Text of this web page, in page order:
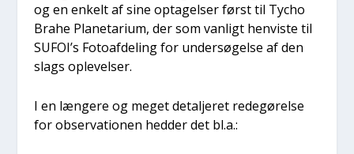
og en enkelt af sine opta­gel­ser først til Tycho
Bra­he Pla­ne­ta­ri­um, der som van­ligt hen­vi­ste til
SUFOI’s Foto­af­de­ling for under­sø­gel­se af den
slags ople­vel­ser.
I en læn­ge­re og meget detal­je­ret rede­gø­rel­se
for obser­va­tio­nen hed­der det bl.a.: